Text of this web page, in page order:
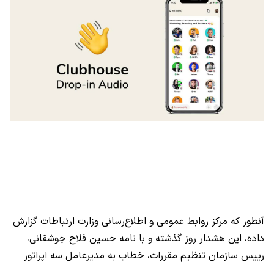
آنطور که مرکز روابط عمومی و اطلاع‌رسانی وزارت ارتباطات گزارش
داده، این هشدار روز گذشته و با نامه حسین فلاح جوشقانی،
رییس سازمان تنظیم مقررات، خطاب به مدیرعامل سه اپراتور